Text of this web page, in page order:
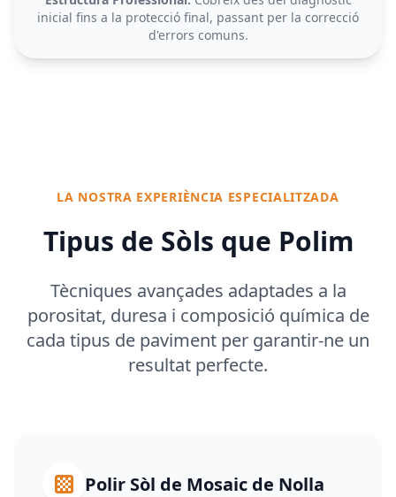
inicial fins a la protecció final, passant per la correcció
d'errors comuns.
LA NOSTRA EXPERIÈNCIA ESPECIALITZADA
Tipus de Sòls que Polim
Tècniques avançades adaptades a la
porositat, duresa i composició química de
cada tipus de paviment per garantir-ne un
resultat perfecte.
Polir Sòl de Mosaic de Nolla